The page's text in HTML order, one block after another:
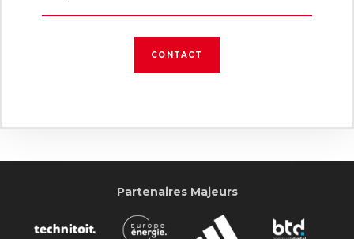
CONTACT
Partenaires Majeurs